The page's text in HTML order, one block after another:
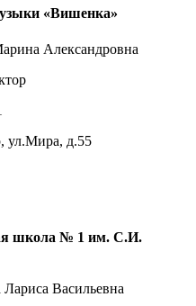
«Вишенка»
Александровна
ул.Мира, д.55
школа № 1 им. С.И.
Васильевна